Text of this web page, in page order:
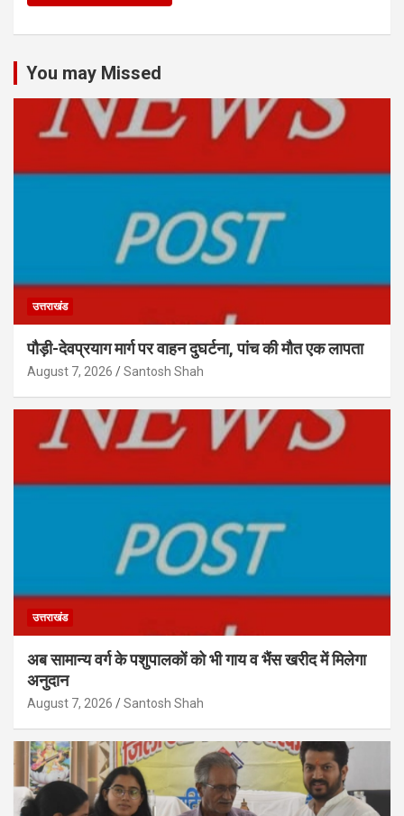
You may Missed
उत्तराखंड
पौड़ी-देवप्रयाग मार्ग पर वाहन दुघर्टना, पांच की मौत एक लापता
August 7, 2026 Santosh Shah
उत्तराखंड
अब सामान्य वर्ग के पशुपालकों को भी गाय व भैंस खरीद में मिलेगा
अनुदान
August 7, 2026 Santosh Shah